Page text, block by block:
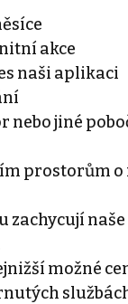
akce
naši aplikaci
nebo jiné
prostorům o
možné